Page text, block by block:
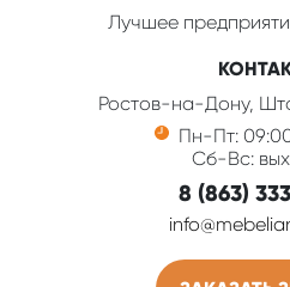
Лучшее
Ростов-на-Дону,
Пн-Пт:
Сб-Вс:
8 (863)